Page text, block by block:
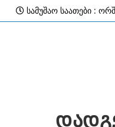
სამუშაო საათები :